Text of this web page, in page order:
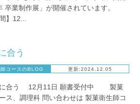
卒業制作展」が開催されています。
】12...
合う
コースのBLOG 更新:2024.12.05
合う 12月11日 願書受付中 製菓
ス、調理科 問い合わせは 製菓衛生師コ